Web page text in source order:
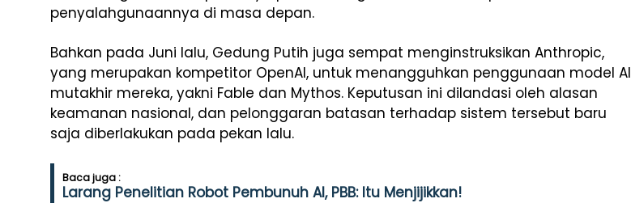
penyalahgunaannya di masa depan.
Bahkan pada Juni lalu, Gedung Putih juga sempat menginstruksikan Anthropic,
yang merupakan kompetitor OpenAI, untuk menangguhkan penggunaan model AI
mutakhir mereka, yakni Fable dan Mythos. Keputusan ini dilandasi oleh alasan
keamanan nasional, dan pelonggaran batasan terhadap sistem tersebut baru
saja diberlakukan pada pekan lalu.
Baca juga :
Larang Penelitian Robot Pembunuh AI, PBB: Itu Menjijikkan!